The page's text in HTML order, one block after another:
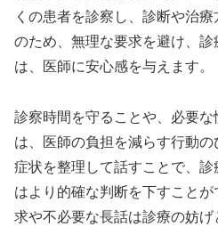
くの患者を診察し、診断や治
のため、無理な要求を避け、
は、医師に安心感を与えます。
診察時間を守ることや、必要
は、医師の負担を減らす行動
症状を整理して話すことで、
はより的確な判断を下すこと
求や不必要な長話は診療の妨